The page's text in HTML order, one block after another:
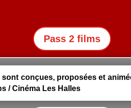
Pass 2 films
conçues, proposées et
/ Cinéma Les Halles